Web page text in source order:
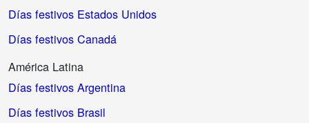
Días festivos Estados Unidos
Días festivos Canadá
América Latina
Días festivos Argentina
Días festivos Brasil